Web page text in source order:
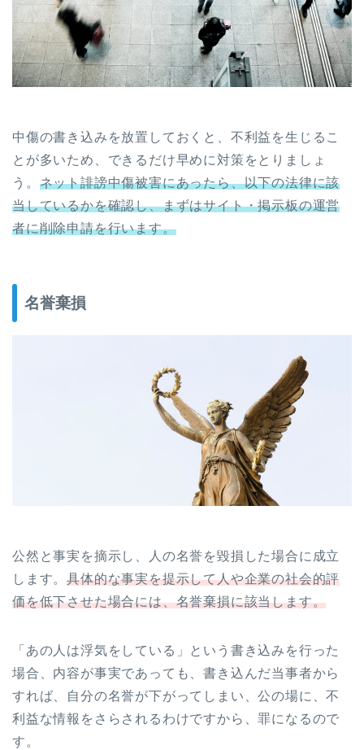
中傷の書き込みを放置しておくと、不利益を生じるこ
とが多いため、できるだけ早めに対策をとりましょ
う。 ネット誹謗中傷被害にあったら、以下の法律に該
当しているかを確認し、まずはサイト・掲示板の運営
者に削除申請を行います。
名誉棄損
公然と事実を摘示し、人の名誉を毀損した場合に成立
します。具体的な事実を提示して人や企業の社会的評
価を低下させた場合には、名誉棄損に該当します。
「あの人は浮気をしている」という書き込みを行った
場合、内容が事実であっても、書き込んだ当事者から
すれば、自分の名誉が下がってしまい、公の場に、不
利益な情報をさらされるわけですから、罪になるので
す。